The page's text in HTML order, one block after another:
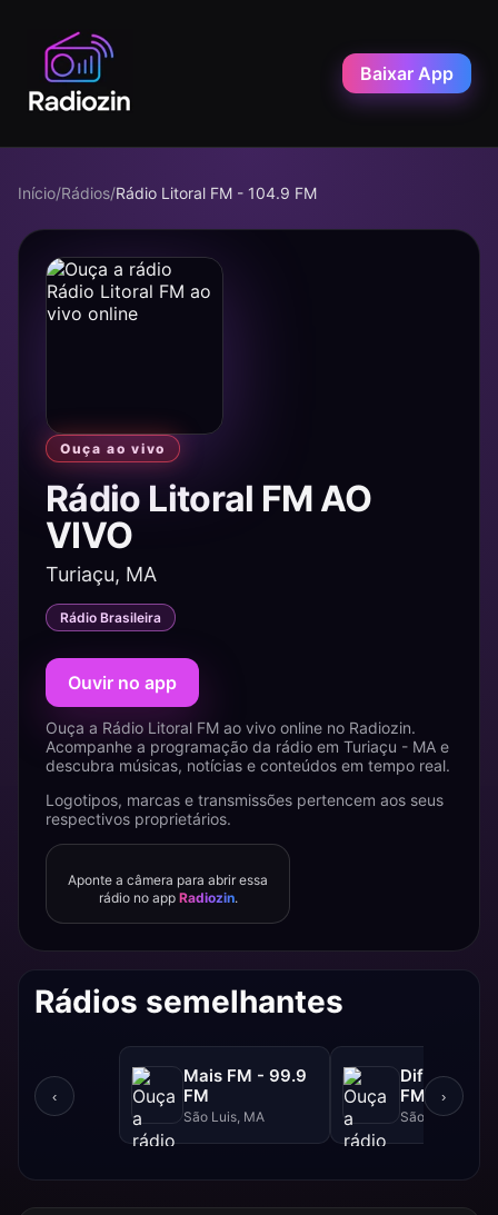
Baixar App
Início/Rádios/Rádio Litoral FM - 104.9 FM
Ouça ao vivo
Rádio Litoral FM AO
VIVO
Turiaçu, MA
Rádio Brasileira
Ouvir no app
Ouça a Rádio Litoral FM ao vivo online no Radiozin.
Acompanhe a programação da rádio em Turiaçu - MA e
descubra músicas, notícias e conteúdos em tempo real.
Logotipos, marcas e transmissões pertencem aos seus
respectivos proprietários.
Aponte a câmera para abrir essa
rádio no app Radiozin.
Rádios semelhantes
‹
Mais FM - 99.9
FM
São Luis, MA
Difusora -
FM
São Luís, MA
›